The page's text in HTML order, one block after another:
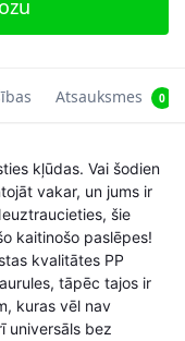
Atsauksmes 0
kļūdas. Vai šodien
vakar, un jums ir
šie
kaitinošo paslēpes!
kvalitātes PP
tāpēc tajos ir
kuras vēl nav
universāls bez